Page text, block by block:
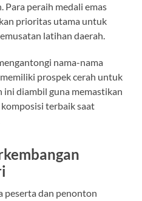
peraih medali emas
prioritas utama untuk
latihan daerah.
nama-nama
prospek cerah untuk
diambil guna memastikan
terbaik saat
peserta dan penonton